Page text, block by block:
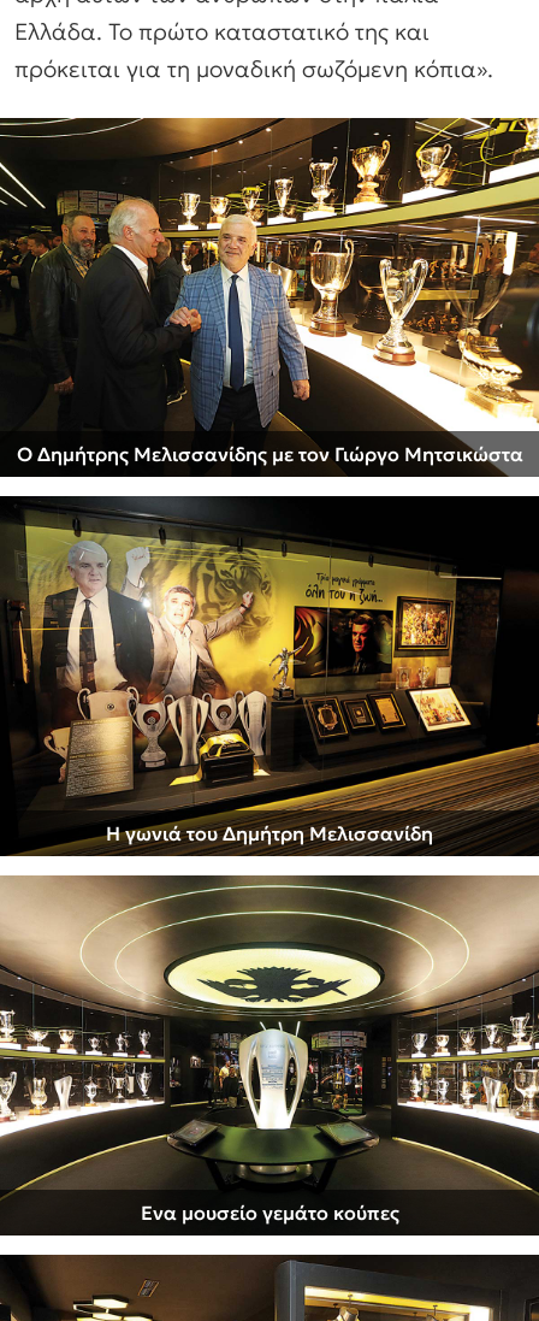
Ελλάδα. Το πρώτο καταστατικό της και
πρόκειται για τη μοναδική σωζόμενη κόπια».
Ο Δημήτρης Μελισσανίδης με τον Γιώργο Μητσικώστα
Η γωνιά του Δημήτρη Μελισσανίδη
Ενα μουσείο γεμάτο κούπες